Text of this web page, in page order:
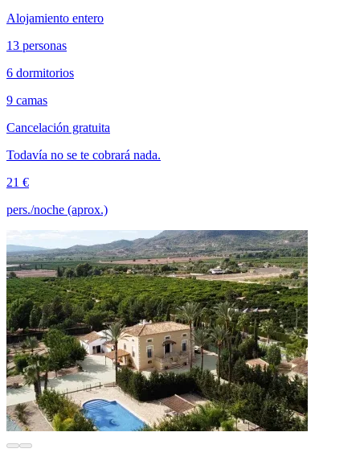
Alojamiento entero
13 personas
6 dormitorios
9 camas
Cancelación gratuita
Todavía no se te cobrará nada.
21 €
pers./noche (aprox.)